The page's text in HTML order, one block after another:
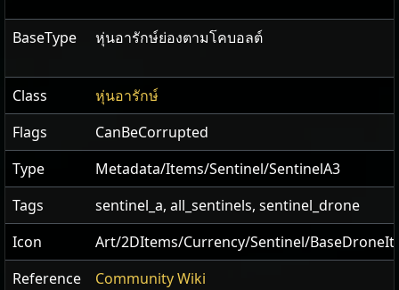
BaseType หุ่นอารักษ์ย่องตามโคบอลต์
Class
หุ่นอารักษ์
Flags
CanBeCorrupted
Type
Metadata/Items/Sentinel/SentinelA3
Tags
sentinel_a, all_sentinels, sentinel_drone
Icon
Art/2DItems/Currency/Sentinel/
Reference
Community Wiki